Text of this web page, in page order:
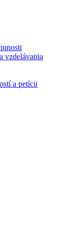
vzdelávania
a petícii